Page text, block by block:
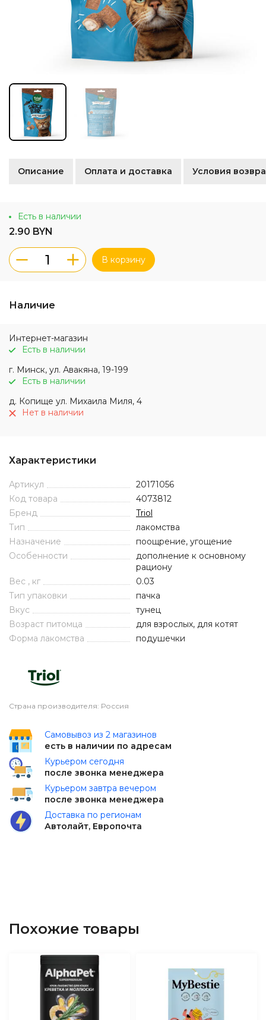
Описание Оплата и доставка Условия
Есть в наличии
2.90 BYN
В корзину
Наличие
Интернет-магазин
Есть в наличии
г. Минск, ул. Авакяна, 19-199
Есть в наличии
д. Копище ул. Михаила Миля, 4
Нет в наличии
Характеристики
Артикул
20171056
Код товара
4073812
Бренд
Triol
Тип
лакомства
Назначение
поощрение, угощение
Особенности
дополнение к основному
рациону
Вес , кг
0.03
Тип упаковки
пачка
Вкус
тунец
Возраст питомца
для взрослых, для котят
Форма лакомства
подушечки
Страна производителя: Россия
Самовывоз из 2 магазинов
есть в наличии по адресам
Курьером сегодня
после звонка менеджера
Курьером завтра вечером
после звонка менеджера
Доставка по регионам
Автолайт, Европочта
Похожие товары